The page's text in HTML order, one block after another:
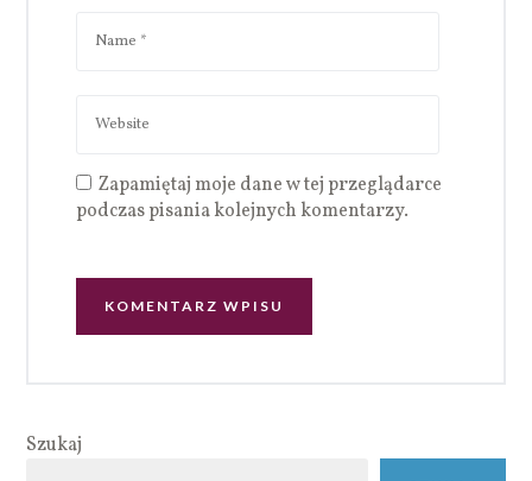
Zapamiętaj moje dane w tej przeglądarce
podczas pisania kolejnych komentarzy.
Szukaj